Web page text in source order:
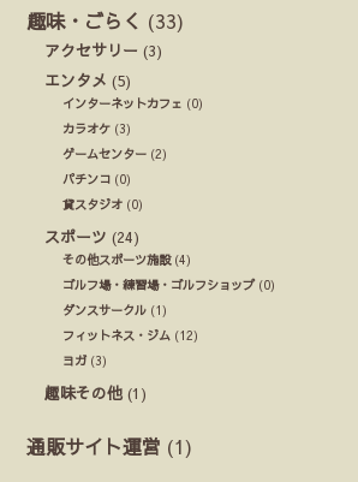
趣味・ごらく (33)
アクセサリー (3)
エンタメ (5)
インターネットカフェ (0)
カラオケ (3)
ゲームセンター (2)
パチンコ (0)
貸スタジオ (0)
スポーツ (24)
その他スポーツ施設(4)
ゴルフ場・練習場・ゴルフショップ(0)
ダンスサークル (1)
フィットネス・ジム (12)
ヨガ (3)
趣味その他 (1)
通販サイト運営 (1)